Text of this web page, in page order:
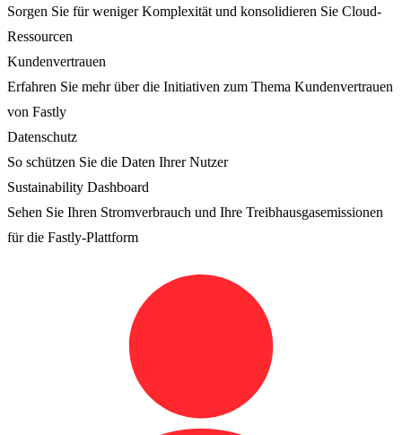
Sorgen Sie für weniger Komplexität und konsolidieren Sie Cloud-
Ressourcen
Kundenvertrauen
Erfahren Sie mehr über die Initiativen zum Thema Kundenvertrauen
von Fastly
Datenschutz
So schützen Sie die Daten Ihrer Nutzer
Sustainability Dashboard
Sehen Sie Ihren Stromverbrauch und Ihre Treibhausgasemissionen
für die Fastly-Plattform